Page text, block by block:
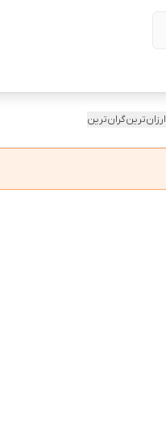
ارزان‌ترینگران‌ترین